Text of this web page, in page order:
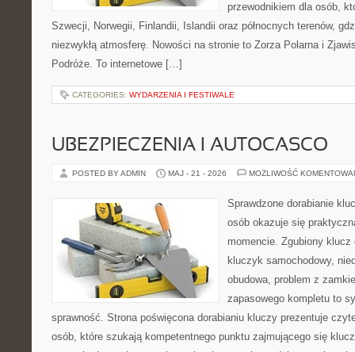
przewodnikiem dla osób,
Szwecji, Norwegii, Finlandii, Islandii oraz północnych terenów,
niezwykłą atmosferę. Nowości na stronie to Zorza Polarna i
Podróże. To internetowe […]
CATEGORIES: WYDARZENIA I FESTIWALE
UBEZPIECZENIA I AUTOCASCO
POSTED BY ADMIN MAJ - 21 - 2026 MOŻLIWOŚĆ
Sprawdzone dorabianie
osób okazuje się
momencie. Zgubiony
kluczyk samochodowy,
obudowa, problem z
zapasowego kompletu to
sprawność. Strona poświęcona dorabianiu kluczy prezentuje
osób, które szukają kompetentnego punktu zajmującego się